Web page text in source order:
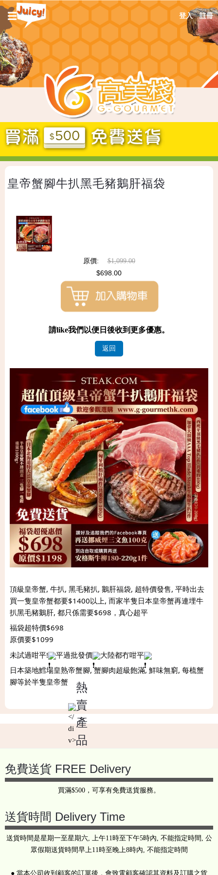
Jump
navigation
☰ 登入 註冊
Back
to皇帝蟹腳牛扒黑毛豬鵝肝福袋
原價: $1,099.00
$698.00
請like我們以便日後收到更多優惠。
返回
頂級皇帝蟹, 牛扒, 黑毛豬扒, 鵝肝福袋, 超特價發售, 平時出去
買一隻皇帝蟹都要$1400以上, 而家半隻日本皇帝蟹再連埋牛
扒黑毛豬鵝肝, 都只係需要$698，真心超平
福袋超特價$698
原價要$1099
未試過咁平!
平過批發價
大陸都冇咁平
日本築地鱈場皇熟帝蟹腳, 蟹腳肉超級飽滿, 鮮味無窮, 每梳蟹
腳等於半隻皇帝蟹
熱
賣
產
品
Back
免費送貨 FREE Delivery
買滿$500，可享有免費送貨服務。
送貨時間 Delivery Time
送貨時間是星期一至星期六, 上午11時至下午5時內, 不能指定時間, 公
眾假期送貨時間早上11時至晚上8時內, 不能指定時間
● 當本公司收到顧客的訂單後，會致電顧客確認其資料及訂購之貨